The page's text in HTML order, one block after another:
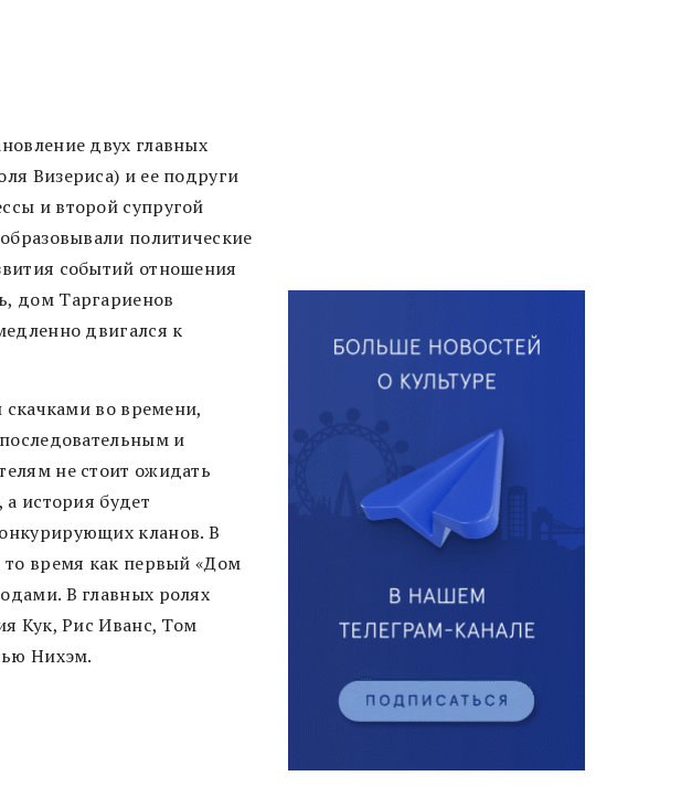
двух главных
Визериса) и ее подруги
и второй супругой
политические
событий отношения
дом Таргариенов
двигался к
скачками во времени,
и
не стоит ожидать
история будет
кланов. В
то время как первый «Дом
В главных ролях
Кук, Рис Иванс, Том
Нихэм.